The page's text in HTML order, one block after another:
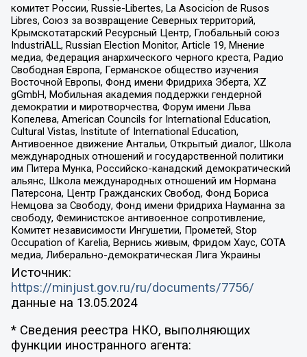
комитет России, Russie-Libertes, La Asocicion de Rusos
Libres, Союз за возвращение Северных территорий,
Крымскотатарский Ресурсный Центр, Глобальный союз
IndustriALL, Russian Election Monitor, Article 19, Мнение
медиа, Федерация анархического черного креста, Радио
Свободная Европа, Германское общество изучения
Восточной Европы, Фонд имени Фридриха Эберта, XZ
gGmbH, Мобильная академия поддержки гендерной
демократии и миротворчества, Форум имени Льва
Копелева, American Councils for International Education,
Cultural Vistas, Institute of International Education,
Антивоенное движение Антальи, Открытый диалог, Школа
международных отношений и государственной политики
им Питера Мунка, Российско-канадский демократический
альянс, Школа международных отношений им Нормана
Патерсона, Центр Гражданских Свобод, Фонд Бориса
Немцова за Свободу, Фонд имени Фридриха Науманна за
свободу, Феминистское антивоенное сопротивление,
Комитет независимости Ингушетии, Прометей, Stop
Occupation of Karelia, Вернись живым, Фридом Хаус, СОТА
медиа, Либерально-демократическая Лига Украины
Источник:
https://minjust.gov.ru/ru/documents/7756/
данные на 13.05.2024
* Сведения реестра НКО, выполняющих
функции иностранного агента: